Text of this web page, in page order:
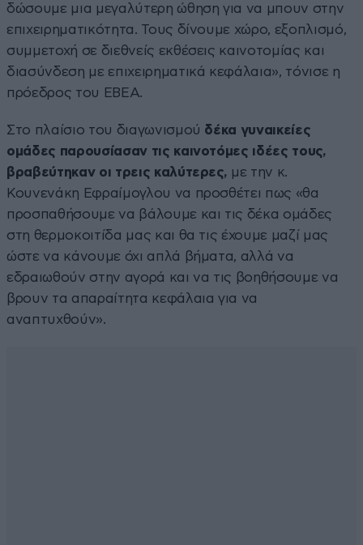
δώσουμε μια μεγαλύτερη ώθηση για να μπουν στην
επιχειρηματικότητα. Τους δίνουμε χώρο, εξοπλισμό,
συμμετοχή σε διεθνείς εκθέσεις καινοτομίας και
διασύνδεση με επιχειρηματικά κεφάλαια», τόνισε η
πρόεδρος του ΕΒΕΑ.
Στο πλαίσιο του διαγωνισμού δέκα γυναικείες
ομάδες παρουσίασαν τις καινοτόμες ιδέες τους,
βραβεύτηκαν οι τρεις καλύτερες, με την κ.
Κουνενάκη Εφραίμογλου να προσθέτει πως «θα
προσπαθήσουμε να βάλουμε και τις δέκα ομάδες
στη θερμοκοιτίδα μας και θα τις έχουμε μαζί μας
ώστε να κάνουμε όχι απλά βήματα, αλλά να
εδραιωθούν στην αγορά και να τις βοηθήσουμε να
βρουν τα απαραίτητα κεφάλαια για να
αναπτυχθούν».